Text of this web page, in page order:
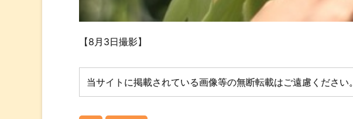
【8月3日撮影】
当サイトに掲載されている画像等の無断転載はご遠慮ください。